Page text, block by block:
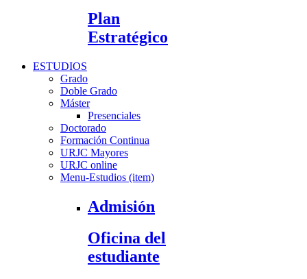
Plan
Estratégico
ESTUDIOS
Grado
Doble Grado
Máster
Presenciales
Doctorado
Formación Continua
URJC Mayores
URJC online
Menu-Estudios (item)
Admisión
Oficina del
estudiante